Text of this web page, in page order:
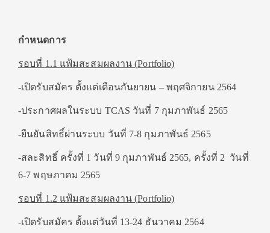
กำหนดการ
รอบที่ 1.1 แฟ้มสะสมผลงาน (Portfolio)
-เปิดรับสมัคร ตั้งแต่เดือนกันยายน – พฤศจิกายน 2564
-ประกาศผลในระบบ TCAS วันที่ 7 กุมภาพันธ์ 2565
-ยืนยันสิทธิ์ผ่านระบบ วันที่ 7-8 กุมภาพันธ์ 2565
-สละสิทธิ์ ครั้งที่ 1 วันที่ 9 กุมภาพันธ์ 2565, ครั้งที่ 2 วันที่
6-7 พฤษภาคม 2565
รอบที่ 1.2 แฟ้มสะสมผลงาน (Portfolio)
-เปิดรับสมัคร ตั้งแต่วันที่ 13-24 ธันวาคม 2564